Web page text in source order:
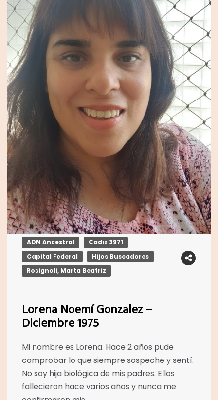
ADN Ancestral
Cadiz 3971
Capital Federal
Hijos Buscadores
Rosignoli, Marta Beatriz
Lorena Noemí Gonzalez –
Diciembre 1975
Mi nombre es Lorena. Hace 2 años pude
comprobar lo que siempre sospeche y sentí.
No soy hija biológica de mis padres. Ellos
fallecieron hace varios años y nunca me